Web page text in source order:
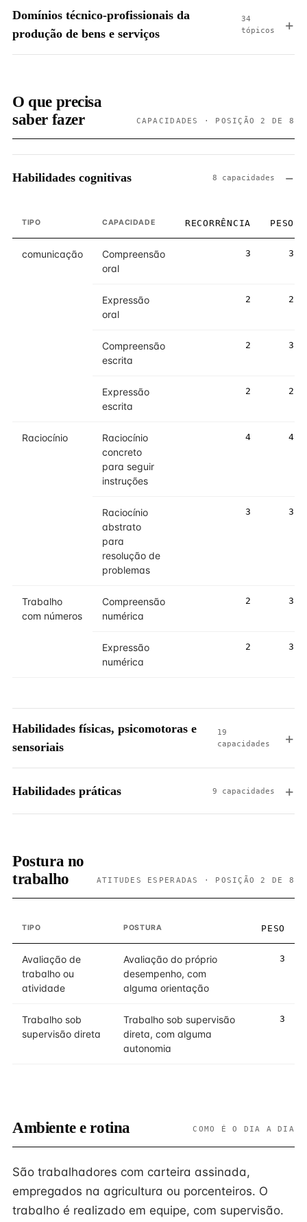
Domínios técnico-profissionais da
produção de bens e serviços
34
tópicos
O que precisa
saber fazer
CAPACIDADES · POSIÇÃO 2 DE 8
Habilidades cognitivas 8 capacidades
TIPO CAPACIDADE RECORRÊNCIA PESO
comunicação
Compreensão
oral
3 3
Expressão
oral
2 2
Compreensão
escrita
2 3
Expressão
escrita
2 2
Raciocínio
Raciocínio
concreto
para seguir
instruções
4 4
Raciocínio
abstrato
para
resolução de
problemas
3 3
Trabalho
com números
Compreensão
numérica
2 3
Expressão
numérica
2 3
Habilidades físicas, psicomotoras e
sensoriais
19
capacidades
Habilidades práticas 9 capacidades
Postura no
trabalho
ATITUDES ESPERADAS · POSIÇÃO 2 DE 8
TIPO POSTURA PESO
Avaliação de
trabalho ou
atividade
Avaliação do próprio
desempenho, com
alguma orientação
3
Trabalho sob
supervisão direta
Trabalho sob supervisão
direta, com alguma
autonomia
3
Ambiente e rotina COMO É O DIA A DIA
São trabalhadores com carteira assinada,
empregados na agricultura ou porcenteiros. O
trabalho é realizado em equipe, com supervisão.